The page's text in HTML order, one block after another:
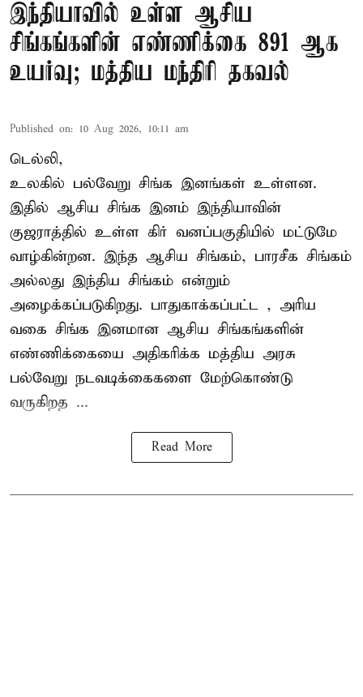
இந்தியாவில் உள்ள ஆசிய
சிங்கங்களின் எண்ணிக்கை 891 ஆக
உயர்வு; மத்திய மந்திரி தகவல்
Published on: 10 Aug 2026, 10:11 am
டெல்லி,
உலகில் பல்வேறு சிங்க இனங்கள் உள்ளன.
இதில் ஆசிய சிங்க இனம் இந்தியாவின்
குஜராத்தில் உள்ள கிர் வனப்பகுதியில் மட்டுமே
வாழ்கின்றன. இந்த ஆசிய சிங்கம், பாரசீக சிங்கம்
அல்லது இந்திய சிங்கம் என்றும்
அழைக்கப்படுகிறது. பாதுகாக்கப்பட்ட , அரிய
வகை சிங்க இனமான ஆசிய சிங்கங்களின்
எண்ணிக்கையை அதிகரிக்க மத்திய அரசு
பல்வேறு நடவடிக்கைகளை மேற்கொண்டு
வருகிறத ...
Read More